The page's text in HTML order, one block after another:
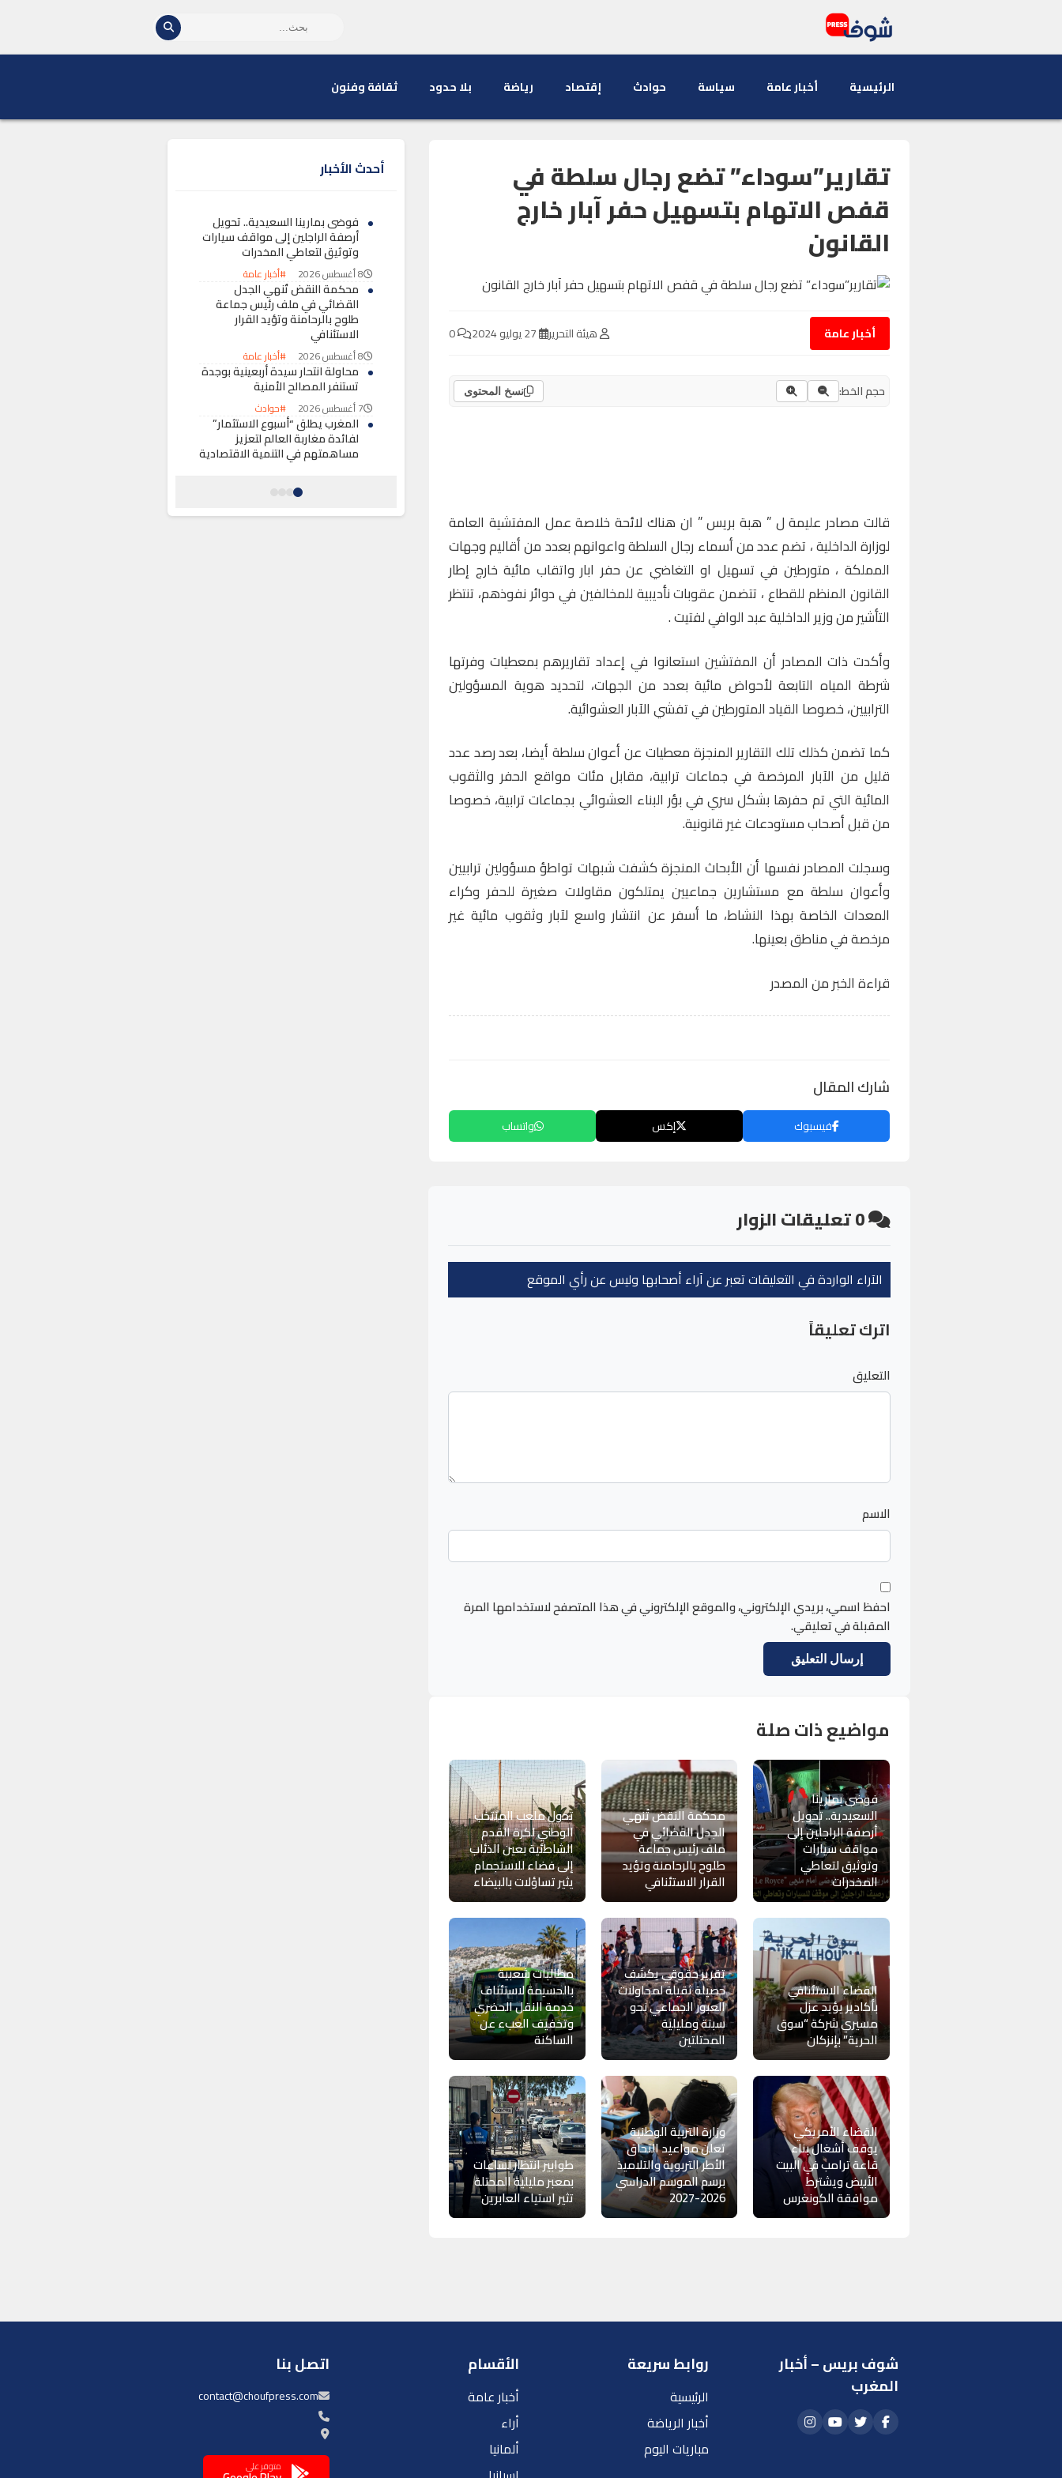
الرئيسية أخبار عامة سياسة حوادث إقتصاد رياضة بلا حدود ثقافة وفنون
تقارير”سوداء” تضع رجال سلطة في
قفص الاتهام بتسهيل حفر آبار خارج
القانون
أخبار عامة هيئة التحرير
حجم الخط: نسخ المحتوى
قالت مصادر عليمة ل ” هبة بريس ” ان هناك لائحة خلاصة عمل المفتشية العامة
لوزارة الداخلية ، تضم عدد من أسماء رجال السلطة واعوانهم بعدد من أقاليم وجهات
المملكة ، متورطين في تسهيل او التغاضي عن حفر ابار واتقاب مائية خارج إطار
القانون المنظم للقطاع ، تتضمن عقوبات نأديبية للمخالفين في دوائر نفوذهم، تنتظر
التأشير من وزير الداخلية عبد الوافي لفتيت .
وأكدت ذات المصادر أن المفتشين استعانوا في إعداد تقاريرهم بمعطيات وفرتها
شرطة المياه التابعة لأحواض مائية بعدد من الجهات، لتحديد هوية المسؤولين
الترابيين، خصوصا القياد المتورطين في تفشي الآبار العشوائية.
كما تضمن كذلك تلك التقارير المنجزة معطيات عن أعوان سلطة أيضا، بعد رصد عدد
قليل من الآبار المرخصة في جماعات ترابية، مقابل مئات مواقع الحفر والثقوب
المائية التي تم حفرها بشكل سري في بؤر البناء العشوائي بجماعات ترابية، خصوصا
من قبل أصحاب مستودعات غير قانونية.
وسجلت المصادر نفسها أن الأبحاث المنجزة كشفت شبهات تواطؤ مسؤولين ترابيين
وأعوان سلطة مع مستشارين جماعيين يمتلكون مقاولات صغيرة للحفر وكراء
المعدات الخاصة بهذا النشاط، ما أسفر عن انتشار واسع لآبار وثقوب مائية غير
مرخصة في مناطق بعينها.
قراءة الخبر من المصدر
شارك المقال
فيسبوك إكس واتساب
0تعليقات الزوار
الآراء الواردة في التعليقات تعبر عن آراء أصحابها وليس عن رأي الموقع
اترك تعليقاً
التعليق
الاسم
احفظ اسمي، بريدي الإلكتروني، والموقع الإلكتروني في هذا المتصفح لاستخدامها المرة
المقبلة في تعليقي.
مواضيع ذات صلة
فوضى بمارينا
السعيدية.. تحويل
أرصفة الراجلين إلى
مواقف سيارات
وتوثيق لتعاطي
المخدرات
محكمة النقض تُنهي
الجدل القضائي في
ملف رئيس جماعة
طلوح بالرحامنة وتؤيد
القرار الاستئنافي
تحول ملعب المنتخب
الوطني لكرة القدم
الشاطئية بعين الذئاب
إلى فضاء للاستجمام
يثير تساؤلات بالبيضاء
القضاء الاستئنافي
بأكادير يؤيد عزل
مسيري شركة “سوق
الحرية” بإنزكان
تقرير حقوقي يكشف
حصيلة ثقيلة لمحاولات
العبور الجماعي نحو
سبتة ومليلية
المحتلتين
مطالبات شعبية
بالحسيمة لاستئناف
خدمة النقل الحضري
وتخفيف العبء عن
الساكنة
القضاء الأمريكي
يوقف أشغال بناء
قاعة ترامب في البيت
الأبيض ويشترط
موافقة الكونغرس
وزارة التربية الوطنية
تعلن مواعيد التحاق
الأطر التربوية والتلاميذ
برسم الموسم الدراسي
2026-2027
طوابير انتظار لساعات
بمعبر مليلية المحتلة
تثير استياء العابرين
أحدث الأخبار
فوضى بمارينا السعيدية.. تحويل
أرصفة الراجلين إلى مواقف سيارات
وتوثيق لتعاطي المخدرات
8 أغسطس 2026 #أخبار عامة
محكمة النقض تُنهي الجدل
القضائي في ملف رئيس جماعة
طلوح بالرحامنة وتؤيد القرار
الاستئنافي
8 أغسطس 2026 #أخبار عامة
محاولة انتحار سيدة أربعينية بوجدة
تستنفر المصالح الأمنية
7 أغسطس 2026 #حوادث
المغرب يطلق “أسبوع الاستثمار”
لفائدة مغاربة العالم لتعزيز
مساهمتهم في التنمية الاقتصادية
حكومة سانشيز تقرر تأجيل زيارة
المحتلة
شوف بريس – أخبار
المغرب
روابط سريعة
الرئيسية
أخبار الرياضة
مباريات اليوم
الأقسام
أخبار عامة
أراء
ألمانيا
اتصل بنا
contact@choufpress.com
متوفر على